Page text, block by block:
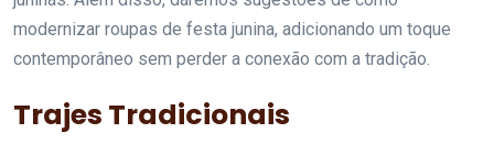
modernizar roupas de festa junina, adicionando um toque
contemporâneo sem perder a conexão com a tradição.
Trajes Tradicionais